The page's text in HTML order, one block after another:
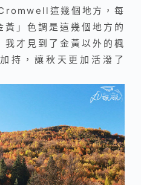
這幾個地方，每
」色調是這幾個地方的
我才見到了金黃以外的楓
持，讓秋天更加活潑了